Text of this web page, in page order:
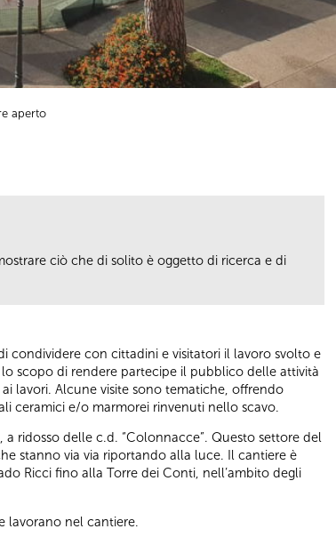
aperto
ciò che di solito è oggetto di ricerca e di
condividere con cittadini e visitatori il lavoro svolto e
scopo di rendere partecipe il pubblico delle attività
lavori. Alcune visite sono tematiche, offrendo
ceramici e/o marmorei rinvenuti nello scavo.
ridosso delle c.d. “Colonnacce”. Questo settore del
stanno via via riportando alla luce. Il cantiere è
Ricci fino alla Torre dei Conti, nell’ambito degli
lavorano nel cantiere.